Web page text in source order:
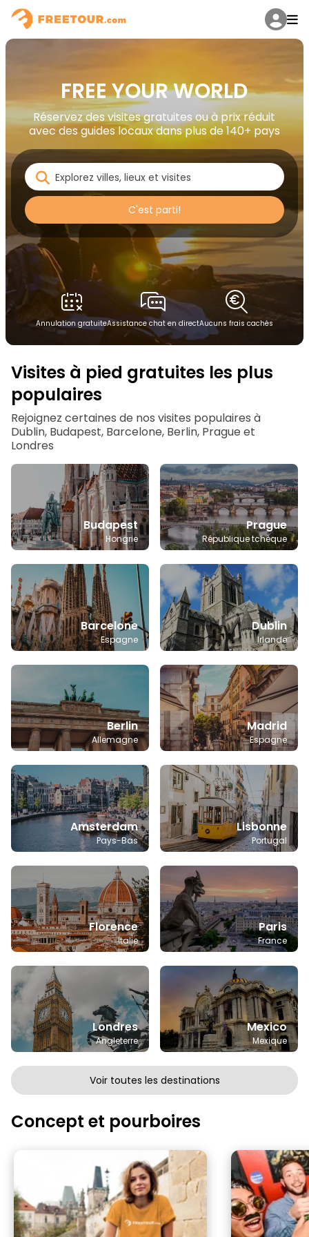
FREE YOUR WORLD
Réservez des visites gratuites ou à prix réduit
avec des guides locaux dans plus de 140+ pays
C'est parti!
Annulation gratuiteAssistance chat en directAucuns frais cachés
Visites à pied gratuites les plus
populaires
Rejoignez certaines de nos visites populaires à
Dublin, Budapest, Barcelone, Berlin, Prague et
Londres
Budapest
Hongrie
Prague
République tchèque
Barcelone
Espagne
Dublin
Irlande
Berlin
Allemagne
Madrid
Espagne
Amsterdam
Pays-Bas
Lisbonne
Portugal
Florence
Italie
Paris
France
Londres
Angleterre
Mexico
Mexique
Voir toutes les destinations
Concept et pourboires